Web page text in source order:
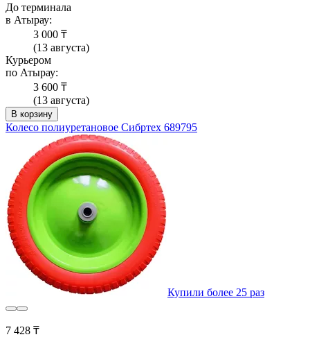
До терминала
в Атырау:
3 000 ₸
(13 августа)
Курьером
по Атырау:
3 600 ₸
(13 августа)
В корзину
Колесо полиуретановое Сибртех 689795
Купили более 25 раз
7 428 ₸